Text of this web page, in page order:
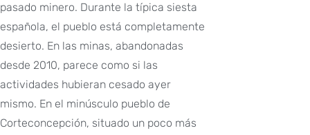
pasado minero. Durante la típica siesta
española, el pueblo está completamente
desierto. En las minas, abandonadas
desde 2010, parece como si las
actividades hubieran cesado ayer
mismo. En el minúsculo pueblo de
Corteconcepción, situado un poco más